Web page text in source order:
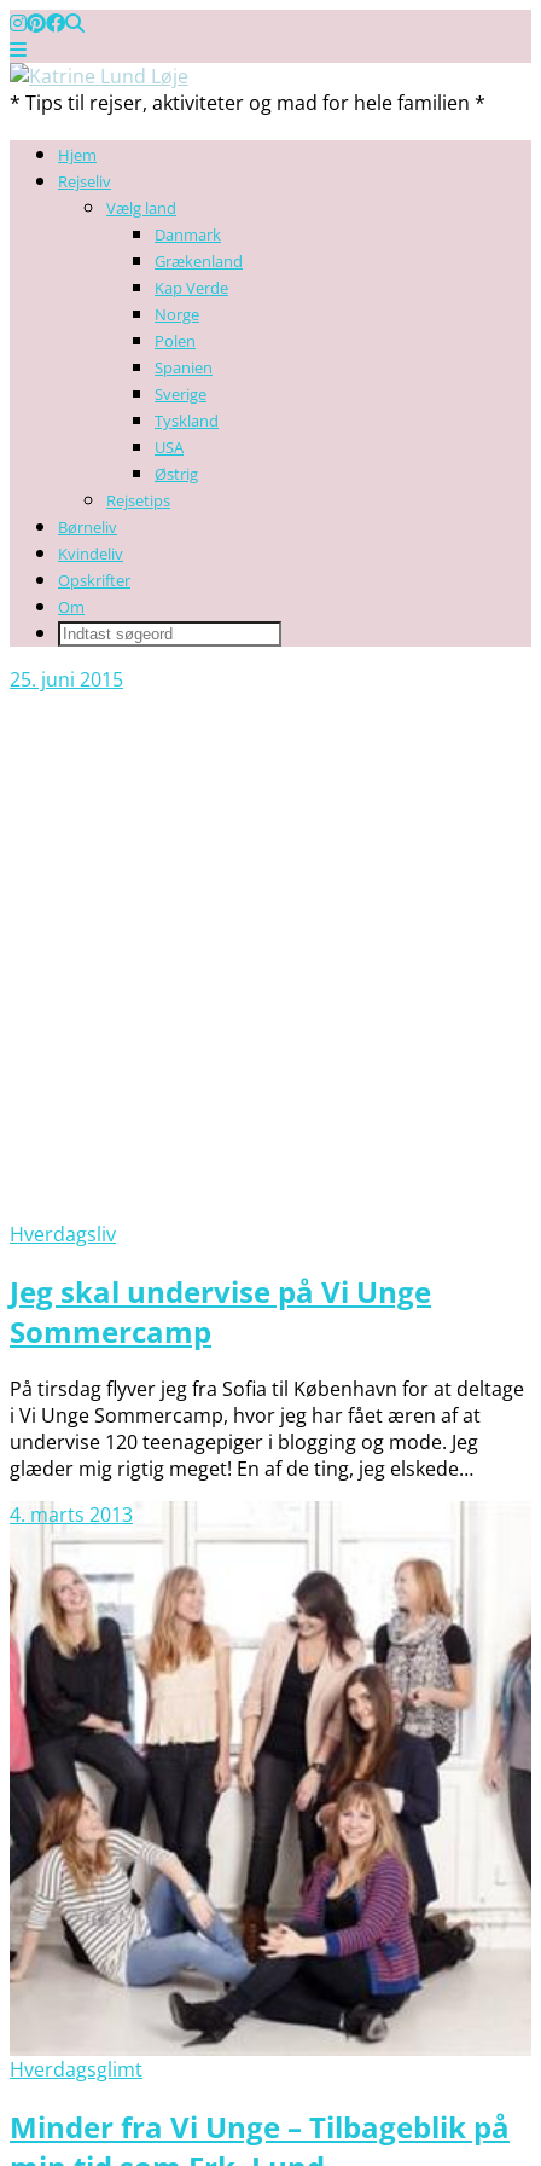
* Tips til rejser, aktiviteter og mad for hele familien *
Hjem
Rejseliv
Vælg land
Danmark
Grækenland
Kap Verde
Norge
Polen
Spanien
Sverige
Tyskland
USA
Østrig
Rejsetips
Børneliv
Kvindeliv
Opskrifter
Om
25. juni 2015
Hverdagsliv
Jeg skal undervise på Vi Unge
Sommercamp
På tirsdag flyver jeg fra Sofia til København for at deltage
i Vi Unge Sommercamp, hvor jeg har fået æren af at
undervise 120 teenagepiger i blogging og mode. Jeg
glæder mig rigtig meget! En af de ting, jeg elskede…
4. marts 2013
Hverdagsglimt
Minder fra Vi Unge – Tilbageblik på